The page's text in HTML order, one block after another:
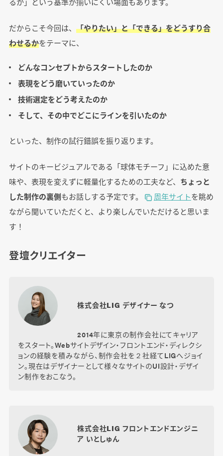
だからこそ今回は、 「やりたい」と「できる」をどうすり合
わせるかをテーマに、
どんなコンセプトからスタートしたのか
表現をどう磨いていったのか
技術選定をどう考えたのか
そして、その中でどこにラインを引いたのか
といった、制作の試行錯誤を振り返ります。
サイトのキービジュアルである「球体モチーフ」に込めた意
味や、表現を変えずに軽量化するための工夫など、 ちょっと
した制作の裏側もお話しする予定です。 周年サイトを眺め
ながら聞いていただくと、より楽しんでいただけると思いま
す！
登壇クリエイター
株式会社LIG デザイナー なつ
2014年に東京の制作会社にてキャリア
をスタート。Webサイトデザイン・フロントエンド・ディレクシ
ョンの経験を積みながら、制作会社を２社経てLIGへジョイ
ン。現在はデザイナーとして様々なサイトのUI設計・デザイ
ン制作をおこなう。
株式会社LIG フロントエンドエンジニ
ア いとしゅん